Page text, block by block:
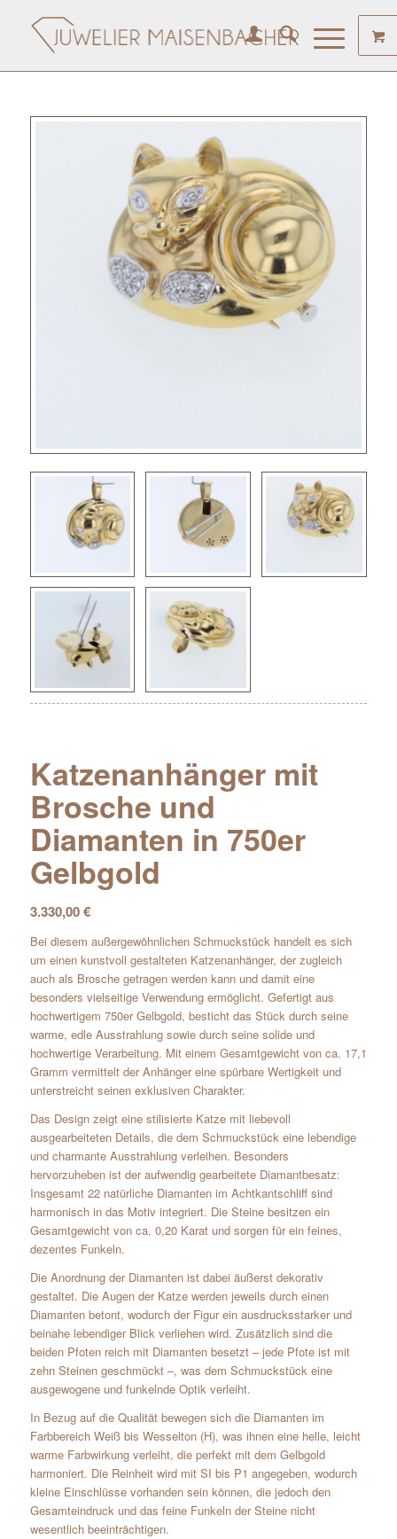
Katzenanhänger mit
Brosche und
Diamanten in 750er
Gelbgold
3.330,00€
Bei diesem außergewöhnlichen Schmuckstück handelt es sich
um einen kunstvoll gestalteten Katzenanhänger, der zugleich
auch als Brosche getragen werden kann und damit eine
besonders vielseitige Verwendung ermöglicht. Gefertigt aus
hochwertigem 750er Gelbgold, besticht das Stück durch seine
warme, edle Ausstrahlung sowie durch seine solide und
hochwertige Verarbeitung. Mit einem Gesamtgewicht von ca. 17,1
Gramm vermittelt der Anhänger eine spürbare Wertigkeit und
unterstreicht seinen exklusiven Charakter.
Das Design zeigt eine stilisierte Katze mit liebevoll
ausgearbeiteten Details, die dem Schmuckstück eine lebendige
und charmante Ausstrahlung verleihen. Besonders
hervorzuheben ist der aufwendig gearbeitete Diamantbesatz:
Insgesamt 22 natürliche Diamanten im Achtkantschliff sind
harmonisch in das Motiv integriert. Die Steine besitzen ein
Gesamtgewicht von ca. 0,20 Karat und sorgen für ein feines,
dezentes Funkeln.
Die Anordnung der Diamanten ist dabei äußerst dekorativ
gestaltet. Die Augen der Katze werden jeweils durch einen
Diamanten betont, wodurch der Figur ein ausdrucksstarker und
beinahe lebendiger Blick verliehen wird. Zusätzlich sind die
beiden Pfoten reich mit Diamanten besetzt – jede Pfote ist mit
zehn Steinen geschmückt –, was dem Schmuckstück eine
ausgewogene und funkelnde Optik verleiht.
In Bezug auf die Qualität bewegen sich die Diamanten im
Farbbereich Weiß bis Wesselton (H), was ihnen eine helle, leicht
warme Farbwirkung verleiht, die perfekt mit dem Gelbgold
harmoniert. Die Reinheit wird mit SI bis P1 angegeben, wodurch
kleine Einschlüsse vorhanden sein können, die jedoch den
Gesamteindruck und das feine Funkeln der Steine nicht
wesentlich beeinträchtigen.